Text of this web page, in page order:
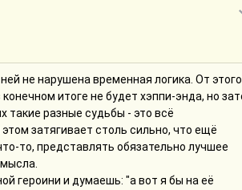
не нарушена временная логика. От
итоге не будет хэппи-энда, но
такие разные судьбы - это всё
затягивает столь сильно, что ещё
то, представлять обязательно лучшее
героини и думаешь: "а вот я бы на её